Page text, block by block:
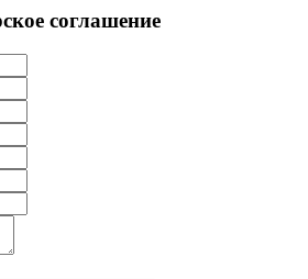
соглашение